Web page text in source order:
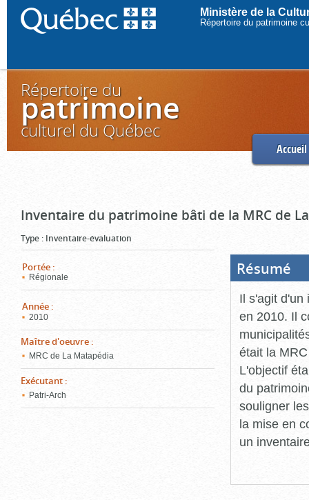
Ministère de la
Répertoire du patrimoine
Répertoire du
patrimoine
culturel du Québec
Accueil
Inventaire du patrimoine bâti de la MRC de
Type : Inventaire-évaluation
Portée :
Régionale
Année :
2010
Maître d'oeuvre :
MRC de La Matapédia
Exécutant :
Patri-Arch
Résumé
Il s'agit d'un
en 2010. Il
était la
L'objectif
du
souligner
la mise en
un